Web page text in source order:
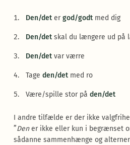
Den/detergod/godtmed dig
Den/detskal du længere ud på
Den/detvar værre
Tage den/detmed ro
Være/spille stor på den/det
I andre tilfælde er der ikke
”Dener ikke eller kun i begrænset
sådanne sammenhænge og